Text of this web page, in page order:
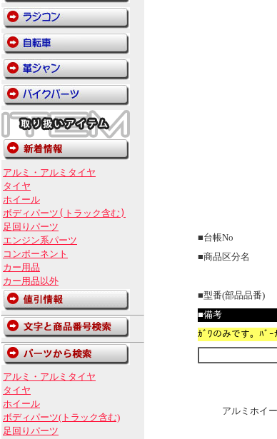
アルミ・アルミタイヤ
タイヤ
ホイール
ボディパーツ(トラック含む)
足回りパーツ
エンジン系パーツ
コンポーネント
カー用品
カー用品以外
アルミ・アルミタイヤ
タイヤ
ホイール
ボディパーツ(トラック含む)
足回りパーツ
■台帳No
■商品区分名
■型番(部品品番)
■備考
ｶﾞﾜのみです。ﾊﾞ
アルミホイ